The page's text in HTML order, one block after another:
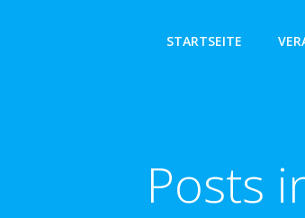
STARTSEITE
Posts